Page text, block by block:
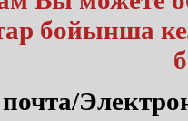
бойынша
почта/